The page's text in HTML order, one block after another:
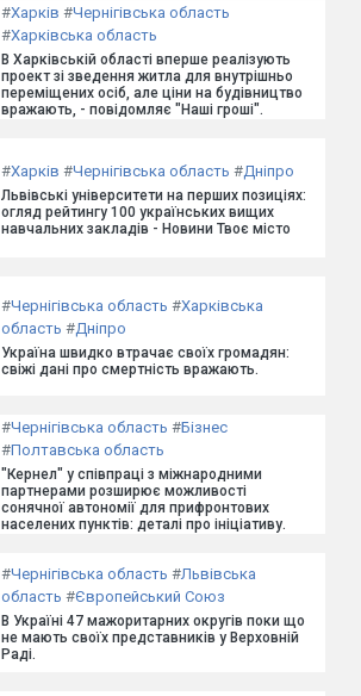
#Харків #Чернігівська область
#Харківська область
В Харківській області вперше реалізують
проект зі зведення житла для внутрішньо
переміщених осіб, але ціни на будівництво
вражають, - повідомляє "Наші гроші".
#Харків #Чернігівська область #Дніпро
Львівські університети на перших позиціях:
огляд рейтингу 100 українських вищих
навчальних закладів - Новини Твоє місто
#Чернігівська область #Харківська
область #Дніпро
Україна швидко втрачає своїх громадян:
свіжі дані про смертність вражають.
#Чернігівська область #Бізнес
#Полтавська область
"Кернел" у співпраці з міжнародними
партнерами розширює можливості
сонячної автономії для прифронтових
населених пунктів: деталі про ініціативу.
#Чернігівська область #Львівська
область #Європейський Союз
В Україні 47 мажоритарних округів поки що
не мають своїх представників у Верховній
Раді.